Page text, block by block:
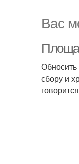
Вас
сбору и